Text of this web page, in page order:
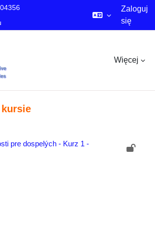
Zaloguj
się
Więcej
pre dospelých - Kurz 1 -